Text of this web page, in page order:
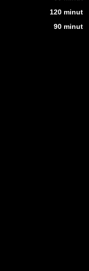
120 minut
90 minut